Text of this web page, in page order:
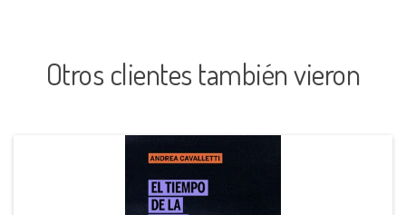
Otros clientes también vieron